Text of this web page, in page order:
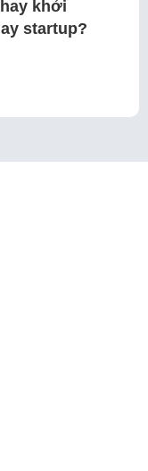
khởi
startup?